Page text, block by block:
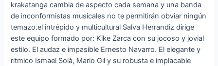
krakatanga cambia de aspecto cada semana y una banda
de inconformistas musicales no te permitirán obviar ningún
temazo.el intrépido y multicultural Salva Herrandiz dirige
este equipo formado por: Kike Zarca con su jocoso y jovial
estilo. El audaz e impasible Ernesto Navarro. El elegante y
ritmico Ismael Solà, Mario Gil y su robusta e implacable